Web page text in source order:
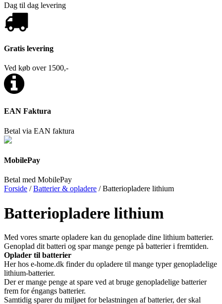
Dag til dag levering
Gratis levering
Ved køb over 1500,-
EAN Faktura
Betal via EAN faktura
MobilePay
Betal med MobilePay
Forside /Batterier & opladere / Batteriopladere lithium
Batteriopladere lithium
Med vores smarte opladere kan du genoplade dine lithium batterier.
Genoplad dit batteri og spar mange penge på batterier i fremtiden.
Oplader til batterier
Her hos e-home.dk finder du opladere til mange typer genopladelige
lithium-batterier.
Der er mange penge at spare ved at bruge genopladelige batterier
frem for éngangs batterier.
Samtidig sparer du miljøet for belastningen af batterier, der skal